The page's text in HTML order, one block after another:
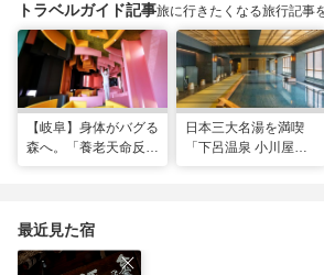
トラベルガイド記事旅に行きたくなる旅行記事
【岐阜】身体がバグる
森へ。「養老天命反転
日本三大名湯を満喫
「下呂温泉 小川屋」
最近見た宿